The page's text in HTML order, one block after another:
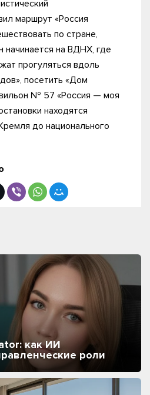
маршрут «Россия
по стране,
начинается на ВДНХ, где
прогуляться вдоль
посетить «Дом
№ 57 «Россия — моя
находятся
до национального
как ИИ
роли